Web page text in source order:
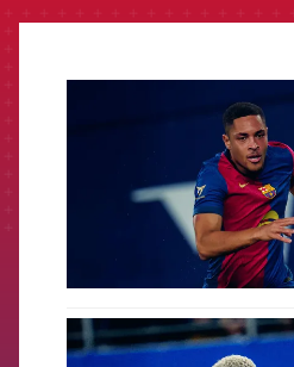
FCB Barcelona badge